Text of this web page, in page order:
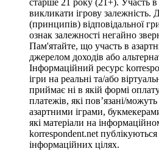
викликати ігрову залежність.
(принципів) відповідальної
ознак залежності негайно
Пам'ятайте, що участь в
джерелом доходів або
Інформаційний ресурс
ігри на реальні та/або
приймає ні в якій формі
платежів, які пов’язані/можуть
азартними іграми,
які матеріали на
korrespondent.net
інформаційних цілях.